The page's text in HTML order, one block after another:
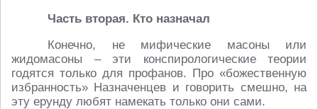
Часть вторая. Кто назначал
Конечно, не мифические масоны или
жидомасоны – эти конспирологические теории
годятся только для профанов. Про «божественную
избранность» Назначенцев и говорить смешно, на
эту ерунду любят намекать только они сами.